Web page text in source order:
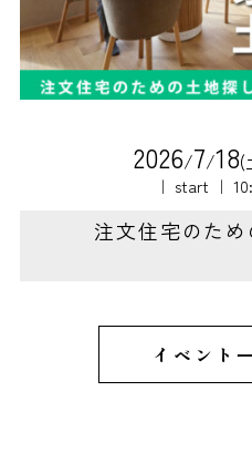
2026/7/18(
｜ start ｜
注文住宅のた
イベント